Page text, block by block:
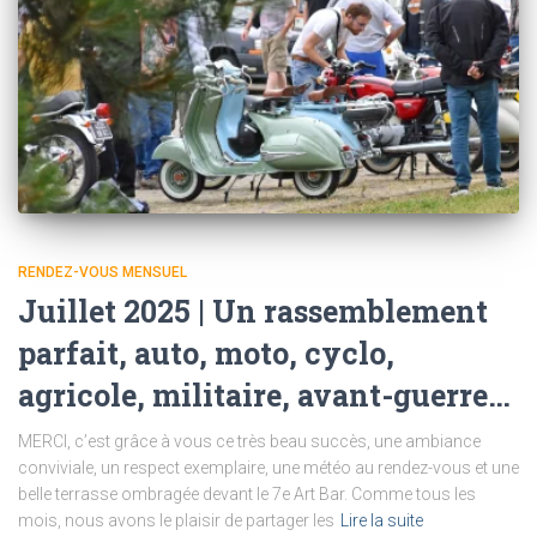
RENDEZ-VOUS MENSUEL
Juillet 2025 | Un rassemblement
parfait, auto, moto, cyclo,
agricole, militaire, avant-guerre…
MERCI, c’est grâce à vous ce très beau succès, une ambiance
conviviale, un respect exemplaire, une météo au rendez-vous et une
belle terrasse ombragée devant le 7e Art Bar. Comme tous les
mois, nous avons le plaisir de partager les Lire la suite